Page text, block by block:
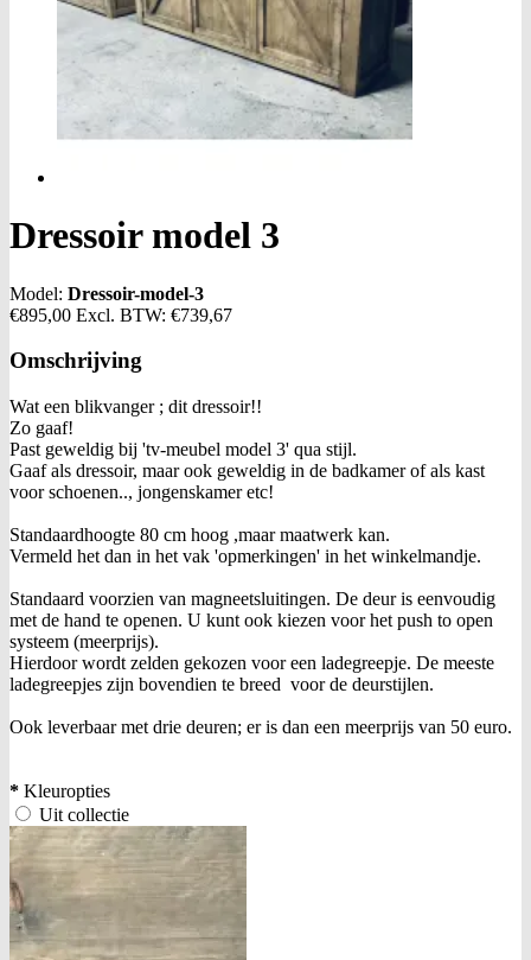
Dressoir model 3
Model: Dressoir-model-3
€895,00 Excl. BTW: €739,67
Omschrijving
Wat een blikvanger ; dit dressoir!!
Zo gaaf!
Past geweldig bij 'tv-meubel model 3' qua stijl.
Gaaf als dressoir, maar ook geweldig in de badkamer of als kast
voor schoenen.., jongenskamer etc!
Standaardhoogte 80 cm hoog ,maar maatwerk kan.
Vermeld het dan in het vak 'opmerkingen' in het winkelmandje.
Standaard voorzien van magneetsluitingen. De deur is eenvoudig
met de hand te openen. U kunt ook kiezen voor het push to open
systeem (meerprijs).
Hierdoor wordt zelden gekozen voor een ladegreepje. De meeste
ladegreepjes zijn bovendien te breed voor de deurstijlen.
Ook leverbaar met drie deuren; er is dan een meerprijs van 50 euro.
* Kleuropties
Uit collectie